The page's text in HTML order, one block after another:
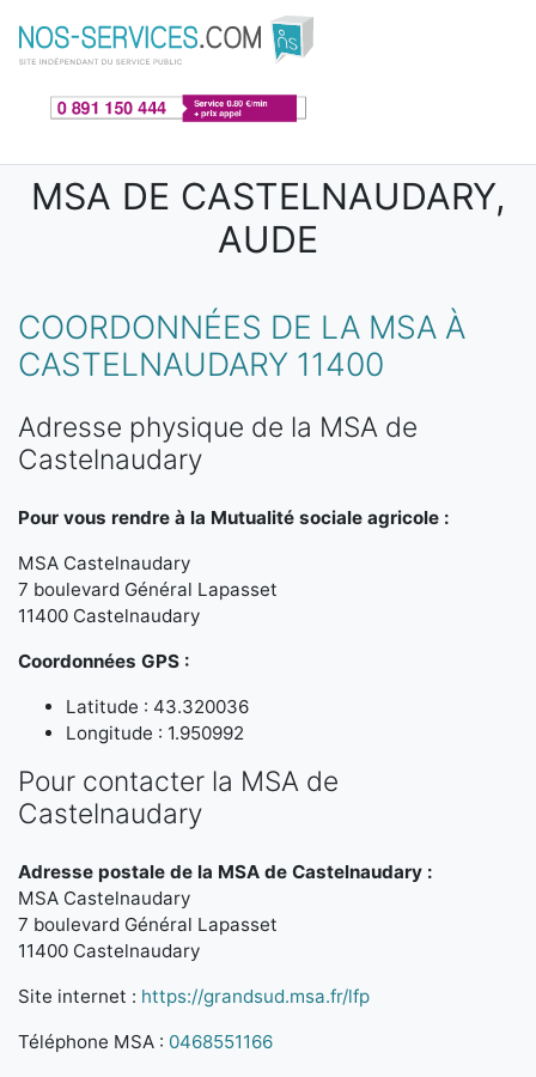
Aller au contenu principal
MSA DE CASTELNAUDARY,
AUDE
COORDONNÉES DE LA MSA À
CASTELNAUDARY 11400
Adresse physique de la MSA de
Castelnaudary
Pour vous rendre à la Mutualité sociale agricole :
MSA Castelnaudary
7 boulevard Général Lapasset
11400 Castelnaudary
Coordonnées GPS :
Latitude : 43.320036
Longitude : 1.950992
Pour contacter la MSA de
Castelnaudary
Adresse postale de la MSA de Castelnaudary :
MSA Castelnaudary
7 boulevard Général Lapasset
11400 Castelnaudary
Site internet : https://grandsud.msa.fr/lfp
Téléphone MSA : 0468551166